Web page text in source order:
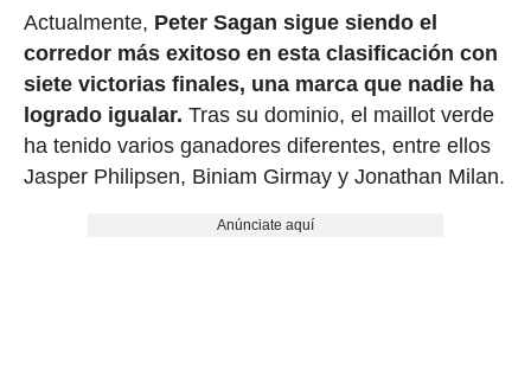
Actualmente, Peter Sagan sigue siendo el
corredor más exitoso en esta clasificación con
siete victorias finales, una marca que nadie ha
logrado igualar. Tras su dominio, el maillot verde
ha tenido varios ganadores diferentes, entre ellos
Jasper Philipsen, Biniam Girmay y Jonathan Milan.
Anúnciate aquí